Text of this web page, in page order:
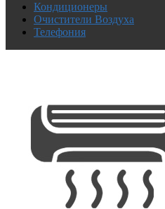
Кондиционеры
Очистители Воздуха
Телефония